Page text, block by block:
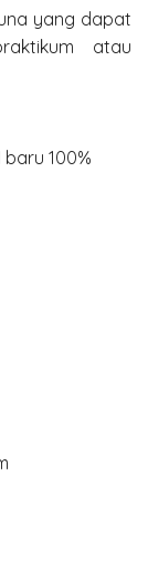
yang dapat
atau
100%